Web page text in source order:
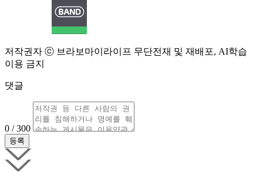
저작권자 ⓒ 브라보마이라이프 무단전재 및 재배포, AI학습
이용 금지
댓글
0 / 300